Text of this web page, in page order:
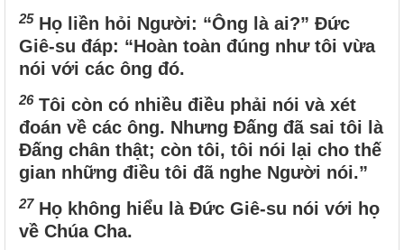
25 Họ liền hỏi Người: “Ông là ai?” Đức
Giê-su đáp: “Hoàn toàn đúng như tôi vừa
nói với các ông đó.
26 Tôi còn có nhiều điều phải nói và xét
đoán về các ông. Nhưng Đấng đã sai tôi là
Đấng chân thật; còn tôi, tôi nói lại cho thế
gian những điều tôi đã nghe Người nói.”
27 Họ không hiểu là Đức Giê-su nói với họ
về Chúa Cha.